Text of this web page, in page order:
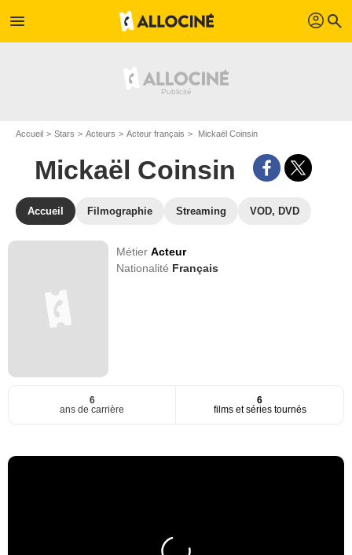
menu profil search
Accueil Stars Acteurs Acteur français Mickaël Coinsin
Mickaël Coinsin
Accueil Filmographie Streaming VOD, DVD
MétierActeur
Nationalité Français
6
ans de carrière
6
films et séries tournés